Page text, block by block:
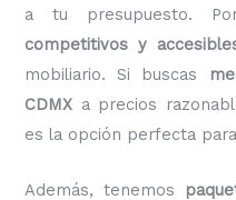
a tu presupuesto.
competitivos y
mobiliario. Si buscas
CDMX a precios
es la opción perfecta
Además, tenemos